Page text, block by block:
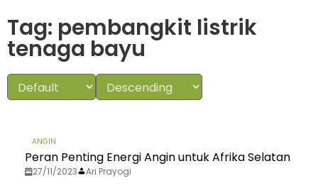
Tag: pembangkit listrik
tenaga bayu
ANGIN
Peran Penting Energi Angin untuk Afrika Selatan
27/11/2023 Ari Prayogi